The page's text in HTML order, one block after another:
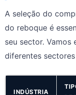
A seleção do
do reboque é
seu sector. Vamos
diferentes sectores
INDÚSTRIA